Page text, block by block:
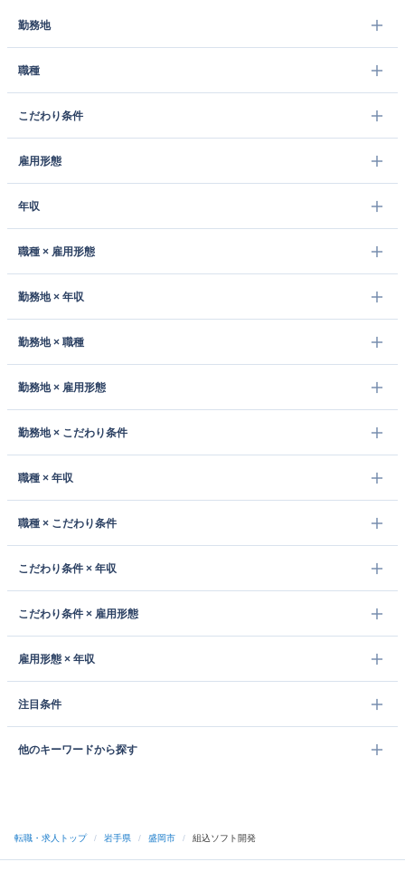
勤務地
職種
こだわり条件
雇用形態
年収
職種 × 雇用形態
勤務地 × 年収
勤務地 × 職種
勤務地 × 雇用形態
勤務地 × こだわり条件
職種 × 年収
職種 × こだわり条件
こだわり条件 × 年収
こだわり条件 × 雇用形態
雇用形態 × 年収
注目条件
他のキーワードから探す
転職・求人トップ / 岩手県 / 盛岡市 / 組込ソフト開発